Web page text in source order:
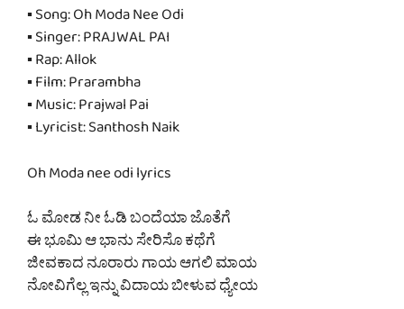
▪ Song: Oh Moda Nee Odi
▪ Singer: PRAJWAL PAI
▪ Rap: Allok
▪ Film: Prarambha
▪ Music: Prajwal Pai
▪ Lyricist: Santhosh Naik
Oh Moda nee odi lyrics
ಓ ಮೋಡ ನೀ ಓಡಿ ಬಂದೆಯಾ ಜೊತೆಗೆ
ಈ ಭೂಮಿ ಆ ಭಾನು ಸೇರಿಸೊ ಕಥೆಗೆ
ಜೀವಕಾದ ನೂರಾರು ಗಾಯ ಆಗಲಿ ಮಾಯ
ನೋವಿಗೆಲ್ಲ ಇನ್ನು ವಿದಾಯ ಬೀಳುವ ಧ್ಯೇಯ